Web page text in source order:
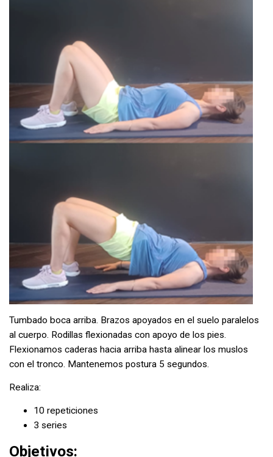
Tumbado boca arriba. Brazos apoyados en el suelo paralelos
al cuerpo. Rodillas flexionadas con apoyo de los pies.
Flexionamos caderas hacia arriba hasta alinear los muslos
con el tronco. Mantenemos postura 5 segundos.
Realiza:
10 repeticiones
3 series
Objetivos: